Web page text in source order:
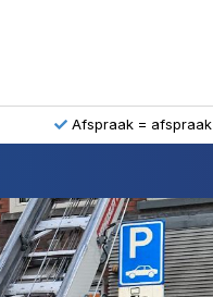
Afspraak = afspraak